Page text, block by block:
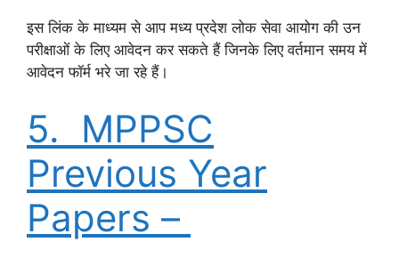
इस लिंक के माध्यम से आप मध्य प्रदेश लोक सेवा आयोग की उन
परीक्षाओं के लिए आवेदन कर सकते हैं जिनके लिए वर्तमान समय में
आवेदन फॉर्म भरे जा रहे हैं।
5. MPPSC
Previous Year
Papers –